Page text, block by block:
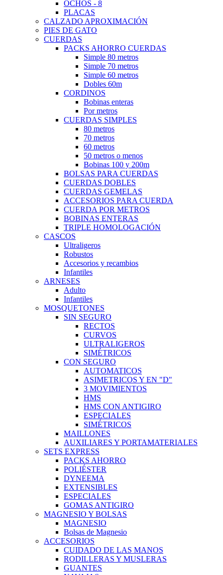
OCHOS - 8
PLACAS
CALZADO APROXIMACIÓN
PIES DE GATO
CUERDAS
PACKS AHORRO CUERDAS
Simple 80 metros
Simple 70 metros
Simple 60 metros
Dobles 60m
CORDINOS
Bobinas enteras
Por metros
CUERDAS SIMPLES
80 metros
70 metros
60 metros
50 metros o menos
Bobinas 100 y 200m
BOLSAS PARA CUERDAS
CUERDAS DOBLES
CUERDAS GEMELAS
ACCESORIOS PARA CUERDA
CUERDA POR METROS
BOBINAS ENTERAS
TRIPLE HOMOLOGACIÓN
CASCOS
Ultraligeros
Robustos
Accesorios y recambios
Infantiles
ARNESES
Adulto
Infantiles
MOSQUETONES
SIN SEGURO
RECTOS
CURVOS
ULTRALIGEROS
SIMÉTRICOS
CON SEGURO
AUTOMATICOS
ASIMETRICOS Y EN "D"
3 MOVIMIENTOS
HMS
HMS CON ANTIGIRO
ESPECIALES
SIMÉTRICOS
MAILLONES
AUXILIARES Y PORTAMATERIALES
SETS EXPRESS
PACKS AHORRO
POLIÉSTER
DYNEEMA
EXTENSIBLES
ESPECIALES
GOMAS ANTIGIRO
MAGNESIO Y BOLSAS
MAGNESIO
Bolsas de Magnesio
ACCESORIOS
CUIDADO DE LAS MANOS
RODILLERAS Y MUSLERAS
GUANTES